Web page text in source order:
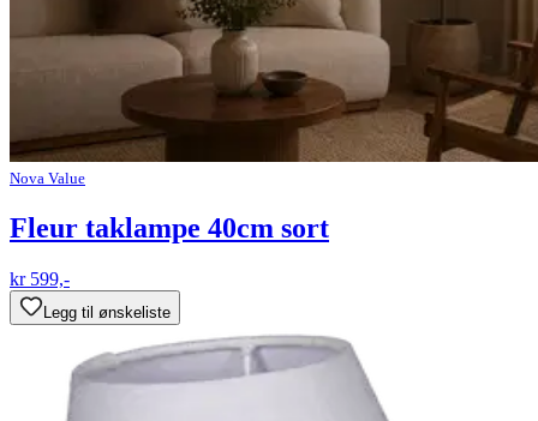
Nova Value
Fleur taklampe 40cm sort
kr 599,-
Legg til ønskeliste